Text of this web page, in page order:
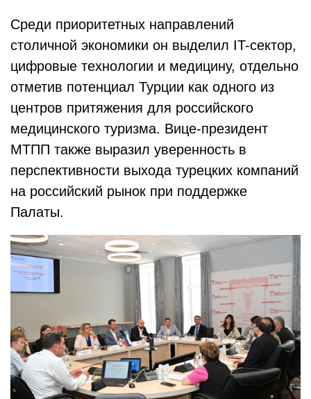
Среди приоритетных направлений
столичной экономики он выделил IT-сектор,
цифровые технологии и медицину, отдельно
отметив потенциал Турции как одного из
центров притяжения для российского
медицинского туризма. Вице-президент
МТПП также выразил уверенность в
перспективности выхода турецких компаний
на российский рынок при поддержке
Палаты.